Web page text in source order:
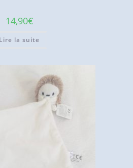
14,90€
Lire la suite